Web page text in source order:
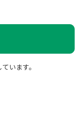
います。